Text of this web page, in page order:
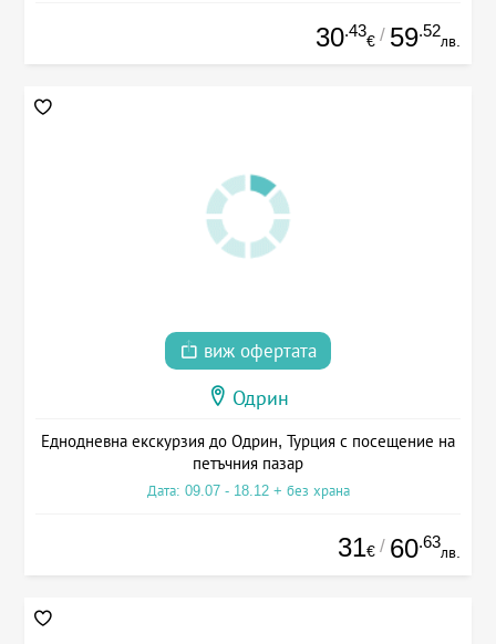
30.43
€ / 59.52
лв.
виж офертата
Одрин
Еднодневна екскурзия до Одрин, Турция с посещение на
петъчния пазар
Дата: 09.07 - 18.12 + без храна
31€ / 60.63
лв.